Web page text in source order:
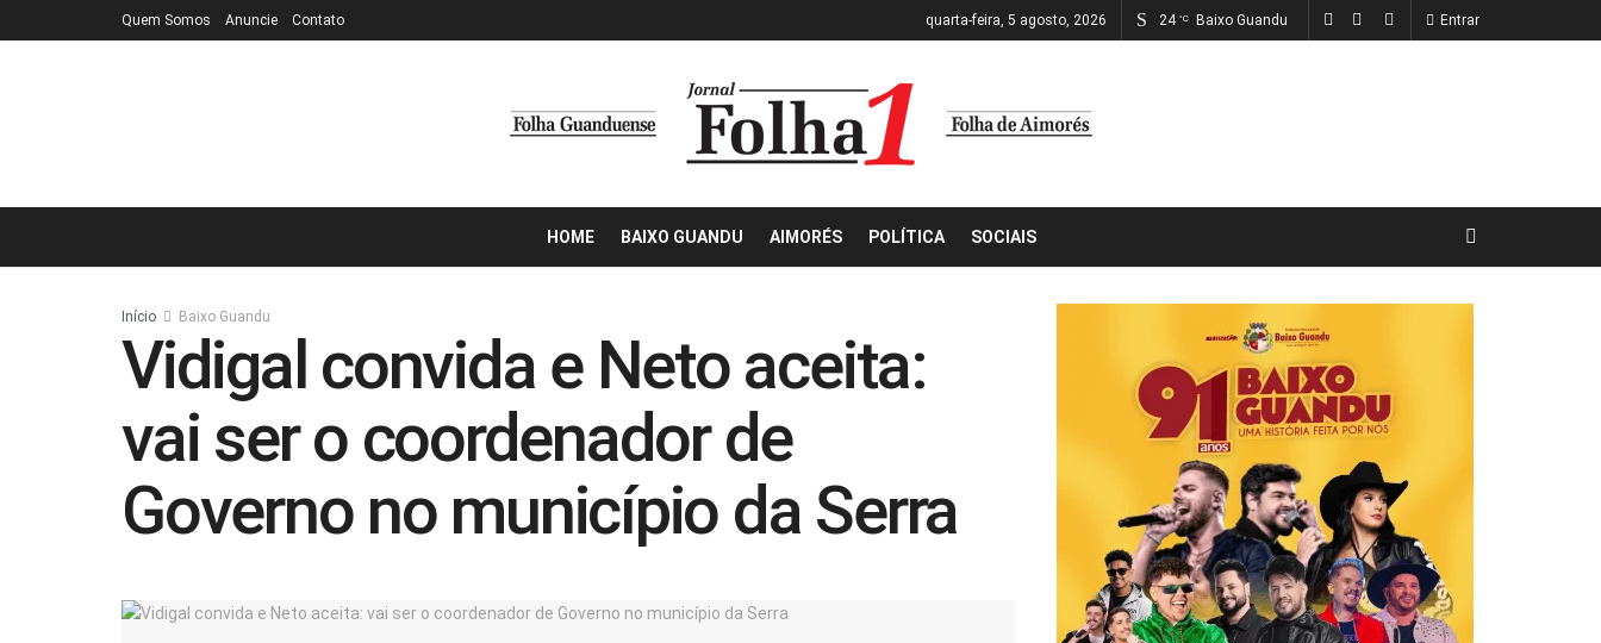
Quem Somos Anuncie Contato quarta-feira, 5 agosto, 2026 24 °C Baixo Guandu Entrar
HOME BAIXO GUANDU AIMORÉS POLÍTICA SOCIAIS
Início Baixo Guandu
Vidigal convida e Neto aceita:
vai ser o coordenador de
Governo no município da Serra